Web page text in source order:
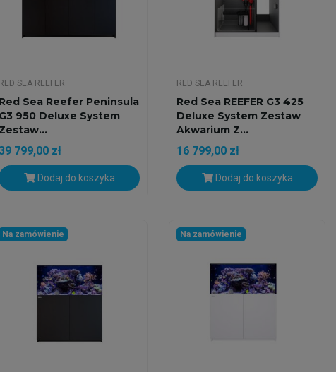
RED SEA REEFER
Red Sea Reefer Peninsula
G3 950 Deluxe System
Zestaw...
799,00 zł
Dodaj do koszyka
RED SEA REEFER
Red Sea REEFER G3 425
Deluxe System Zestaw
Akwarium Z...
16 799,00 zł
Dodaj do koszyka
Na zamówienie Na zamówienie